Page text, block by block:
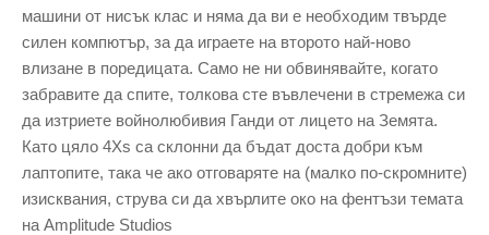
машини от нисък клас и няма да ви е необходим твърде
силен компютър, за да играете на второто най-ново
влизане в поредицата. Само не ни обвинявайте, когато
забравите да спите, толкова сте въвлечени в стремежа си
да изтриете войнолюбивия Ганди от лицето на Земята.
Като цяло 4Xs са склонни да бъдат доста добри към
лаптопите, така че ако отговаряте на (малко по-скромните)
изисквания, струва си да хвърлите око на фентъзи темата
на Amplitude Studios